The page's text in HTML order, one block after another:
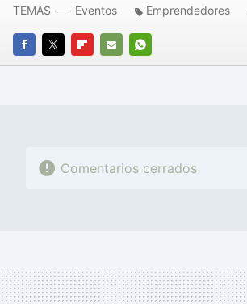
FACEBOOK
TWITTERFLIPBOARD
E-
WHATSAPP
TEMAS Eventos Emprendedores
Comentarios cerrados